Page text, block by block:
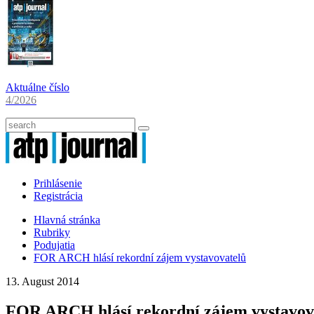
Aktuálne číslo
4/2026
Prihlásenie
Registrácia
Hlavná stránka
Rubriky
Podujatia
FOR ARCH hlásí rekordní zájem vystavovatelů
13. August 2014